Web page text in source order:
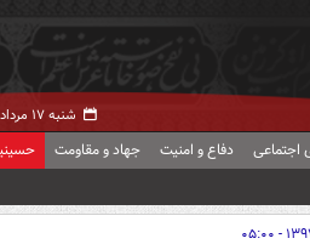
شنبه ۱۷ مرداد ۱۴۰۵ -
اجتماعی دفاع و امنیت جهاد و مقاومت